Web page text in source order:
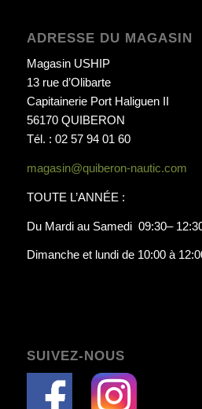
ADRESSE DU MAGASIN
Magasin USHIP
13 rue d’Olibarte
Capitainerie Port Haliguen II
56170 QUIBERON
Tél. : 02 57 94 01 60
magasin@quiberon-nautic.com
TOUTE L’ANNÉE :
Du Mardi au Samedi 09:30–
Dimanche et lundi de 10:00 à
SUIVEZ-NOUS